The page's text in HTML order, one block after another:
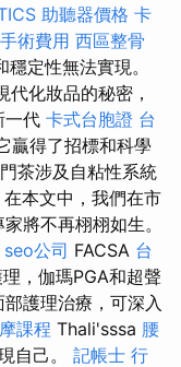
助聽器價格 卡
術費用 西區整骨
定性無法實現。
化妝品的秘密，
一代 卡式台胞證 台
贏得了招標和科學
茶涉及自粘性系統
在本文中，我們在市
將不再栩栩如生。
seo公司 FACSA 台
，伽瑪PGA和超聲
護理治療，可深入
課程 Thali'sssa 腰
自己。 記帳士 行